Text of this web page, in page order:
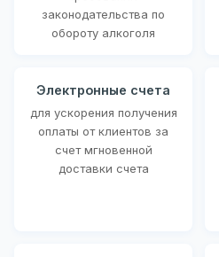
законодательства по
обороту алкоголя
Электронные счета
для ускорения получения
оплаты от клиентов за
счет мгновенной
доставки счета